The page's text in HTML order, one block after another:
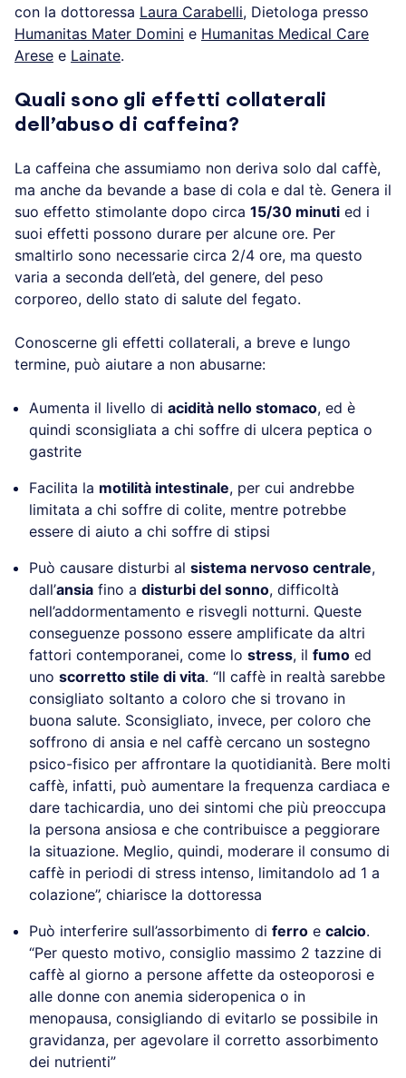
con la dottoressa Laura Carabelli, Dietologa presso
Humanitas Mater Domini e Humanitas Medical Care
Arese e Lainate.
Quali sono gli effetti collaterali
dell’abuso di caffeina?
La caffeina che assumiamo non deriva solo dal caffè,
ma anche da bevande a base di cola e dal tè. Genera il
suo effetto stimolante dopo circa 15/30 minuti ed i
suoi effetti possono durare per alcune ore. Per
smaltirlo sono necessarie circa 2/4 ore, ma questo
varia a seconda dell’età, del genere, del peso
corporeo, dello stato di salute del fegato.
Conoscerne gli effetti collaterali, a breve e lungo
termine, può aiutare a non abusarne:
Aumenta il livello di acidità nello stomaco, ed è
quindi sconsigliata a chi soffre di ulcera peptica o
gastrite
Facilita la motilità intestinale, per cui andrebbe
limitata a chi soffre di colite, mentre potrebbe
essere di aiuto a chi soffre di stipsi
Può causare disturbi al sistema nervoso centrale,
dall’ansia fino a disturbi del sonno, difficoltà
nell’addormentamento e risvegli notturni. Queste
conseguenze possono essere amplificate da altri
fattori contemporanei, come lo stress, il fumo ed
uno scorretto stile di vita. “Il caffè in realtà sarebbe
consigliato soltanto a coloro che si trovano in
buona salute. Sconsigliato, invece, per coloro che
soffrono di ansia e nel caffè cercano un sostegno
psico-fisico per affrontare la quotidianità. Bere molti
caffè, infatti, può aumentare la frequenza cardiaca e
dare tachicardia, uno dei sintomi che più preoccupa
la persona ansiosa e che contribuisce a peggiorare
la situazione. Meglio, quindi, moderare il consumo di
caffè in periodi di stress intenso, limitandolo ad 1 a
colazione”, chiarisce la dottoressa
Può interferire sull’assorbimento di ferro e calcio.
“Per questo motivo, consiglio massimo 2 tazzine di
caffè al giorno a persone affette da osteoporosi e
alle donne con anemia sideropenica o in
menopausa, consigliando di evitarlo se possibile in
gravidanza, per agevolare il corretto assorbimento
dei nutrienti”